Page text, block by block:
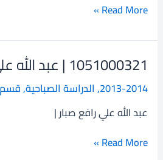
القادر
Read More »
1051000321 | عبد الله علي رافع صبار
2013-2014
, الدراسة الصباحية,
عبد الله علي رافع صبار |
1051000321
عبد
الله
علي
رافع
صبار
Read More »